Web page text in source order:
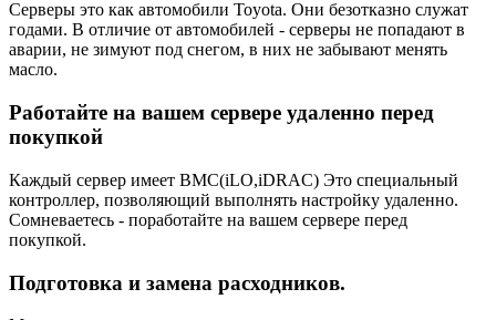
Серверы это как автомобили Toyota. Они безотказно служат
годами. В отличие от автомобилей - серверы не попадают в
аварии, не зимуют под снегом, в них не забывают менять
масло.
Работайте на вашем сервере удаленно перед
покупкой
Каждый сервер имеет BMC(iLO,iDRAC) Это специальный
контроллер, позволяющий выполнять настройку удаленно.
Сомневаетесь - поработайте на вашем сервере перед
покупкой.
Подготовка и замена расходников.